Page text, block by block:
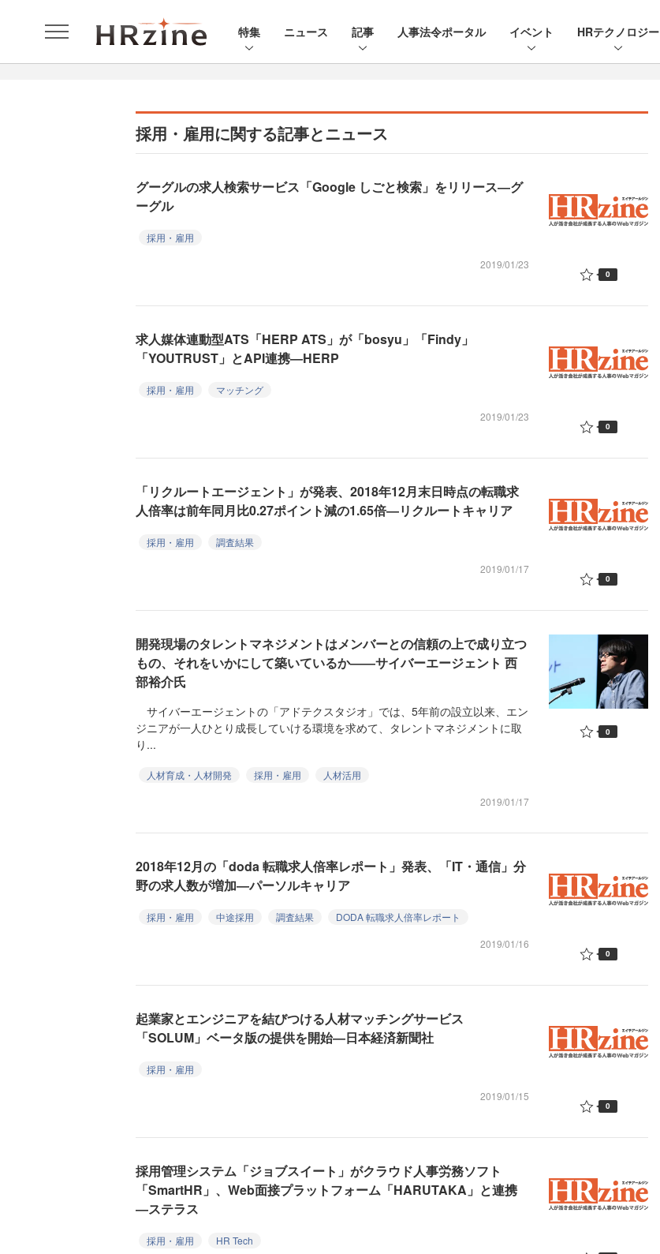
特集 ニュース 記事 人事法令ポータル イベント HRテクノロジー
採用・雇用に関する記事とニュース
グーグルの求人検索サービス「Google しごと検索」をリリース―グ
ーグル
採用・雇用
2019/01/23
0
求人媒体連動型ATS「HERP ATS」が「bosyu」「Findy」
「YOUTRUST」とAPI連携―HERP
採用・雇用
マッチング
2019/01/23
0
「リクルートエージェント」が発表、2018年12月末日時点の転職求
人倍率は前年同月比0.27ポイント減の1.65倍―リクルートキャリア
採用・雇用
調査結果
2019/01/17
0
開発現場のタレントマネジメントはメンバーとの信頼の上で成り立つ
もの、それをいかにして築いているか――サイバーエージェント 西
部裕介氏
サイバーエージェントの「アドテクスタジオ」では、5年前の設立以来、エン
ジニアが一人ひとり成長していける環境を求めて、タレントマネジメントに取
り...
人材育成・人材開発 採用・雇用
人材活用
2019/01/17
0
2018年12月の「doda 転職求人倍率レポート」発表、「IT・通信」分
野の求人数が増加―パーソルキャリア
採用・雇用 中途採用 調査結果
DODA 転職求人倍率レポート
2019/01/16
0
起業家とエンジニアを結びつける人材マッチングサービス
「SOLUM」ベータ版の提供を開始―日本経済新聞社
採用・雇用
2019/01/15
0
採用管理システム「ジョブスイート」がクラウド人事労務ソフト
「SmartHR」、Web面接プラットフォーム「HARUTAKA」と連携
―ステラス
採用・雇用
HR Tech